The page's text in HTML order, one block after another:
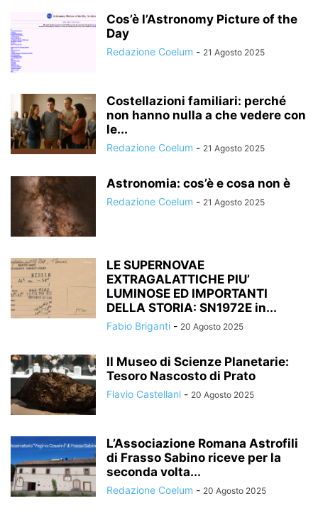
Cos’è l’Astronomy Picture of the
Day
Redazione Coelum - 21 Agosto 2025
Costellazioni familiari: perché
non hanno nulla a che vedere con
le...
Redazione Coelum - 21 Agosto 2025
Astronomia: cos’è e cosa non è
Redazione Coelum - 21 Agosto 2025
LE SUPERNOVAE
EXTRAGALATTICHE PIU’
LUMINOSE ED IMPORTANTI
DELLA STORIA: SN1972E in...
Fabio Briganti - 20 Agosto 2025
Il Museo di Scienze Planetarie:
Tesoro Nascosto di Prato
Flavio Castellani - 20 Agosto 2025
L’Associazione Romana Astrofili
di Frasso Sabino riceve per la
seconda volta...
Redazione Coelum - 20 Agosto 2025